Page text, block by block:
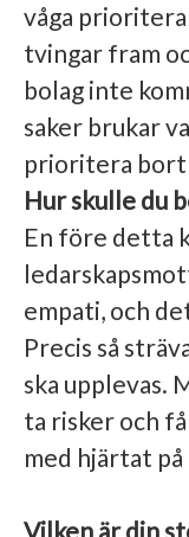
våga
tvingar fram
bolag inte
saker brukar
prioritera bort
Hur skulle du
En före detta
empati, och
Precis så
ska upplevas.
ta risker och
med hjärtat
Vilken är din